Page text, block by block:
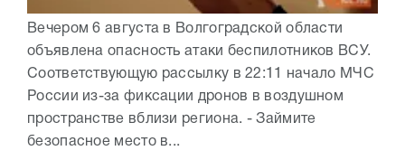
Вечером 6 августа в Волгоградской области
объявлена опасность атаки беспилотников ВСУ.
Соответствующую рассылку в 22:11 начало МЧС
России из-за фиксации дронов в воздушном
пространстве вблизи региона. - Займите
безопасное место в...